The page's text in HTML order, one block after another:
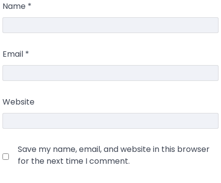
Name *
Email *
Website
Save my name, email, and website in this browser
for the next time I comment.